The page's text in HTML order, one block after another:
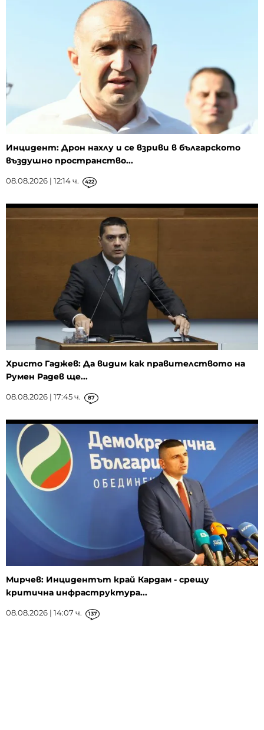
Инцидент: Дрон нахлу и се взриви в българското
въздушно пространство...
08.08.2026 | 12:14 ч. 422
Христо Гаджев: Да видим как правителството на
Румен Радев ще...
08.08.2026 | 17:45 ч. 87
Мирчев: Инцидентът край Кардам - срещу
критична инфраструктура...
08.08.2026 | 14:07 ч. 137